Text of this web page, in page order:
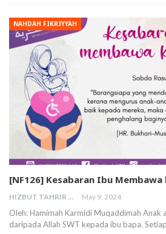
NAHDAH FIKRIYYAH
[NF126] Kesabaran Ibu Membawa
HIZBUT TAHRIR MALAYSIA May 9, 2024
Oleh: Hamimah Karmidi Muqaddimah Anak
daripada Allah SWT kepada ibu bapa.